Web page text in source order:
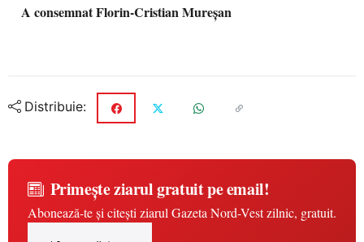
A consemnat Florin-Cristian Mureșan
Distribuie:
Primește ziarul gratuit pe email!
Abonează-te și citești ziarul Gazeta Nord-Vest zilnic, gratuit.